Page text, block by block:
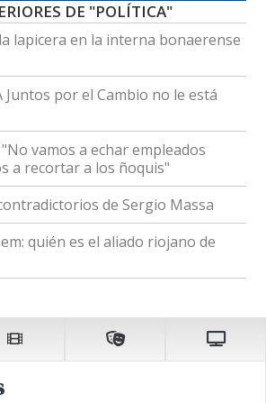
DE "POLÍTICA"
lapicera en la interna bonaerense
Juntos por el Cambio no le está
vamos a echar empleados
a recortar a los ñoquis"
de Sergio Massa
quién es el aliado riojano de